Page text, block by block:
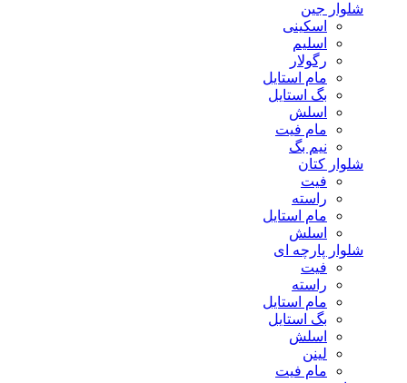
شلوار جین
اسکینی
اسلیم
رگولار
مام استایل
بگ استایل
اسلش
مام فیت
نیم بگ
شلوار کتان
فیت
راسته
مام استایل
اسلش
شلوار پارچه ای
فیت
راسته
مام استایل
بگ استایل
اسلش
لینن
مام فیت